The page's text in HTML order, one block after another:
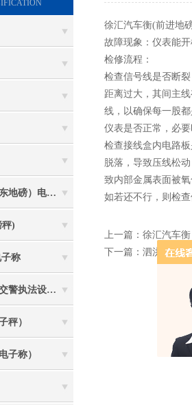
大台面电子地磅（广东地磅）电子汽车衡
)
称
无线便携式轴重秤（交警执法设备）
秤）
子称）
徐汇汽车衡(前进地
故障现象：仪表能
检修流程：
检查信号线是否断
距离过大，其间主
线，以确保每一股
仪表是否正常，必
检查接线盒内电路
脱落，导致压线松
致内部金属表面被
如若还不行，则检
上一篇： 徐汇汽车
下一篇： 泗洪60T汽